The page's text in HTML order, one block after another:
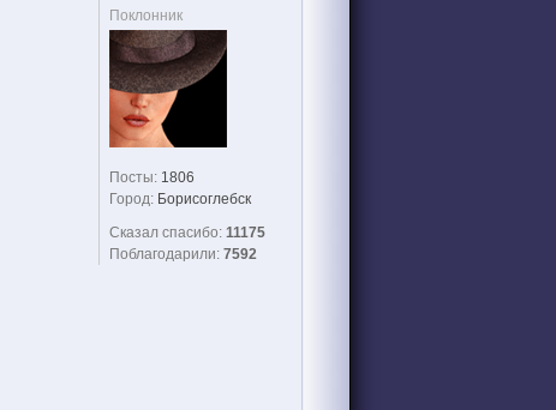
Поклонник
Посты: 1806
Город: Борисоглебск
Сказал спасибо: 11175
Поблагодарили: 7592